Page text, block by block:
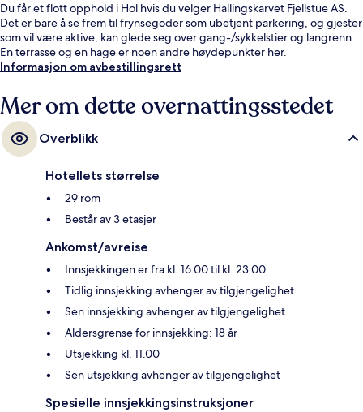
Du får et flott opphold i Hol hvis du velger Hallingskarvet Fjellstue AS.
Det er bare å se frem til frynsegoder som ubetjent parkering, og gjester
som vil være aktive, kan glede seg over gang-/sykkelstier og langrenn.
En terrasse og en hage er noen andre høydepunkter her.
Informasjon om avbestillingsrett
Mer om dette overnattingsstedet
Overblikk
Hotellets størrelse
29 rom
Består av 3 etasjer
Ankomst/avreise
Innsjekkingen er fra kl. 16.00 til kl. 23.00
Tidlig innsjekking avhenger av tilgjengelighet
Sen innsjekking avhenger av tilgjengelighet
Aldersgrense for innsjekking: 18 år
Utsjekking kl. 11.00
Sen utsjekking avhenger av tilgjengelighet
Spesielle innsjekkingsinstruksjoner